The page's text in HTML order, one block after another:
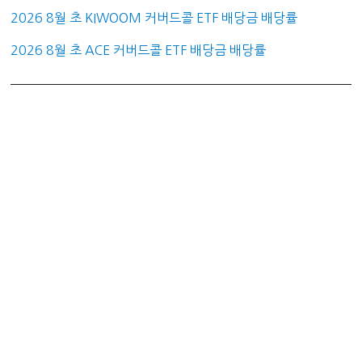
2026 8월 초 KIWOOM 커버드콜 ETF 배당금 배당률
2026 8월 초 ACE 커버드콜 ETF 배당금 배당률